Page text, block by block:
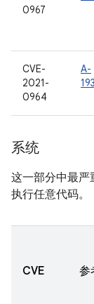
0967
CVE-
2021-
0964
A-
系统
这一部分中最严
执行任意代码。
CVE 参